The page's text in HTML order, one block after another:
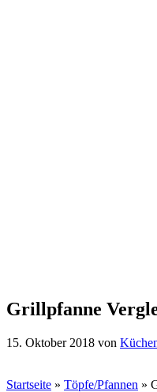
Grillpfanne
15. Oktober 2018 von
Startseite » Töpfe/Pfannen »